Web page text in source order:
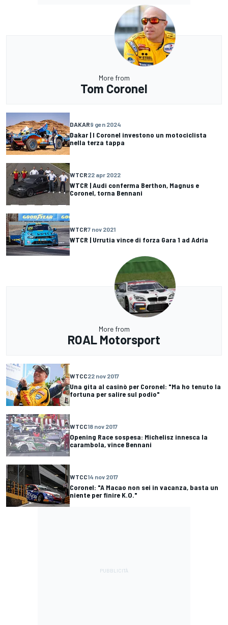
More from
Tom Coronel
DAKAR9 gen 2024
Dakar | I Coronel investono un motociclista
nella terza tappa
WTCR22 apr 2022
WTCR | Audi conferma Berthon, Magnus e
Coronel, torna Bennani
WTCR7 nov 2021
WTCR | Urrutia vince di forza Gara 1 ad Adria
More from
ROAL Motorsport
WTCC22 nov 2017
Una gita al casinò per Coronel: "Ma ho tenuto la
fortuna per salire sul podio"
WTCC18 nov 2017
Opening Race sospesa: Michelisz innesca la
carambola, vince Bennani
WTCC14 nov 2017
Coronel: "A Macao non sei in vacanza, basta un
niente per finire K.O."